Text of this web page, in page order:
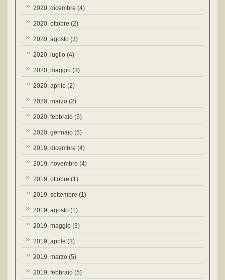
2020, dicembre (4)
2020, ottobre (2)
2020, agosto (3)
2020, luglio (4)
2020, maggio (3)
2020, aprile (2)
2020, marzo (2)
2020, febbraio (5)
2020, gennaio (5)
2019, dicembre (4)
2019, novembre (4)
2019, ottobre (1)
2019, settembre (1)
2019, agosto (1)
2019, maggio (3)
2019, aprile (3)
2019, marzo (5)
2019, febbraio (5)